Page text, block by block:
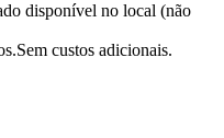
disponível no local (não
custos adicionais.